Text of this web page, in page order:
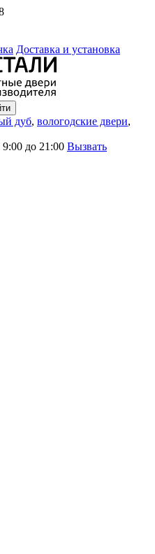
Доставка и установка
дуб, вологодские двери,
до 21:00 Вызвать